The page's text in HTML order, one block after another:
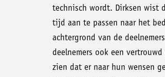
technisch wordt. Dirksen wist
tijd aan te passen naar het
achtergrond van de
deelnemers ook een
zien dat er naar hun wensen